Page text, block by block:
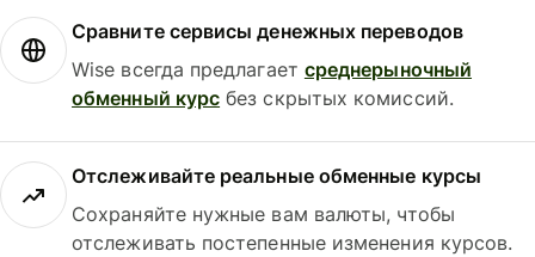
Сравните сервисы денежных переводов
Wise всегда предлагает среднерыночный
обменный курс без скрытых комиссий.
Отслеживайте реальные обменные курсы
Сохраняйте нужные вам валюты, чтобы
отслеживать постепенные изменения курсов.